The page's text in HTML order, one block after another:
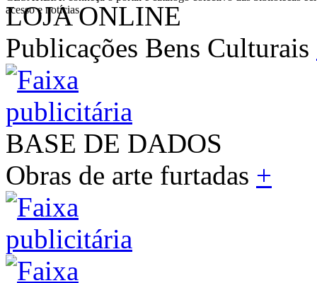
acesso e notícias
LOJA ONLINE
Publicações Bens Culturais
BASE DE DADOS
Obras de arte furtadas +